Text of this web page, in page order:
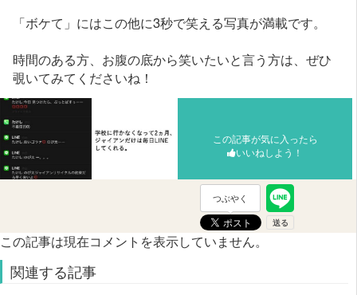
「ボケて」にはこの他に3秒で笑える写真が満載です。
時間のある方、お腹の底から笑いたいと言う方は、ぜひ
覗いてみてくださいね！
この記事が気に入ったら
いいねしよう！
つぶやく
この記事は現在コメントを表示していません。
関連する記事